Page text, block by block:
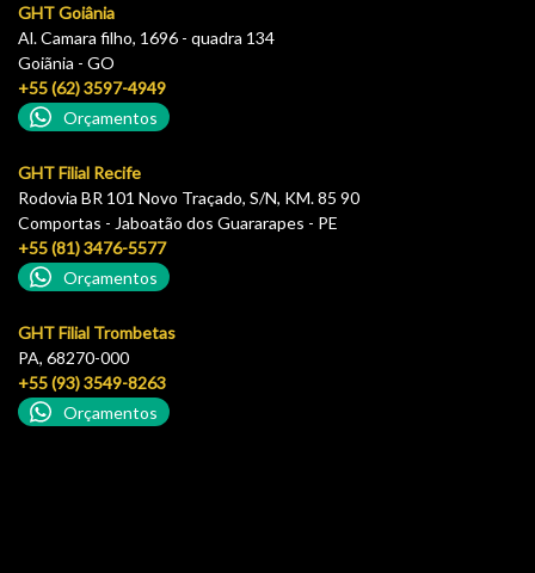
GHT Goiânia
Al. Camara filho, 1696 - quadra 134
Goiãnia - GO
+55 (62) 3597-4949
Orçamentos
GHT Filial Recife
Rodovia BR 101 Novo Traçado, S/N, KM. 85 90
Comportas - Jaboatão dos Guararapes - PE
+55 (81) 3476-5577
Orçamentos
GHT Filial Trombetas
PA, 68270-000
+55 (93) 3549-8263
Orçamentos